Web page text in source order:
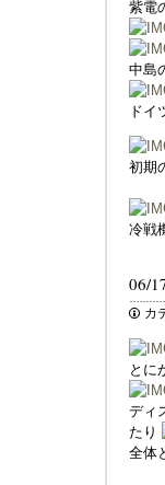
紫電
中島
ドイ
初期
冷戦
06/
カ
とに
ディ
たり
全体